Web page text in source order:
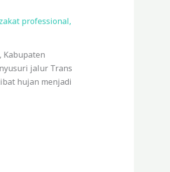
professional,
Kabupaten
jalur Trans
hujan menjadi